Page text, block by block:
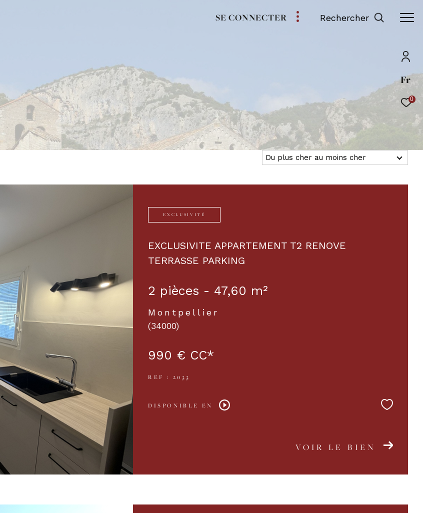
Fr
0
SE CONNECTER Rechercher
Du plus cher au moins cher
EXCLUSIVITÉ
EXCLUSIVITE APPARTEMENT T2 RENOVE
TERRASSE PARKING
2 pièces - 47,60 m²
Montpellier
(34000)
990 € CC*
REF : 2033
DISPONIBLE EN
VOIR LE BIEN